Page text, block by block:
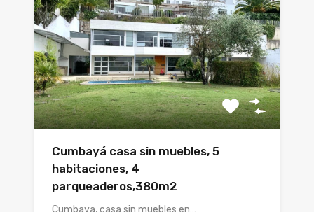
Cumbayá casa sin muebles, 5
habitaciones, 4
parqueaderos,380m2
Cumbaya, casa sin muebles en…